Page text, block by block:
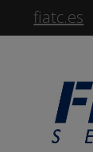
fiatc.es